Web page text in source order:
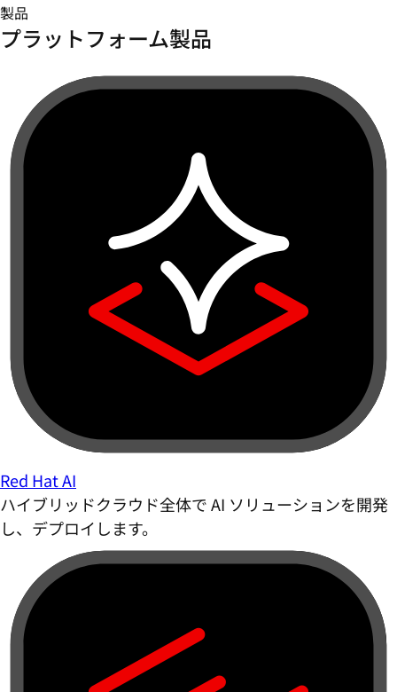
製品
プラットフォーム製品
Red Hat AI
ハイブリッドクラウド全体で AI ソリューションを開発
し、デプロイします。